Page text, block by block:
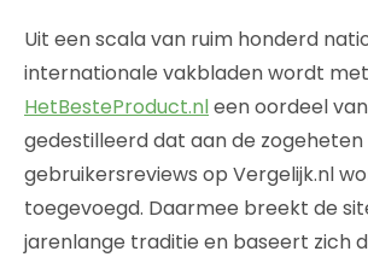
Uit een scala van ruim honderd
internationale vakbladen wordt
HetBesteProduct.nleen oordeel
gedestilleerd dat aan de zogeheten
gebruikersreviews op Vergelijk.nl
toegevoegd. Daarmee breekt de
jarenlange traditie en baseert zich